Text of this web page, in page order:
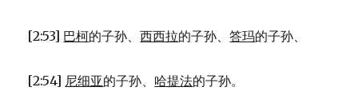
[2:53] 巴柯的子孙、西西拉的子孙、答玛的子孙、
[2:54] 尼细亚的子孙、 哈提法的子孙。